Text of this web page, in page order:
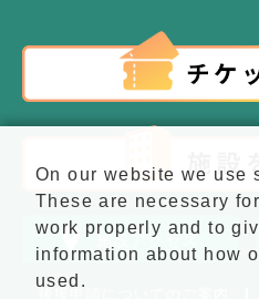
施設アクセス
On our website we use
These are necessary
work properly and to
information about how
used.